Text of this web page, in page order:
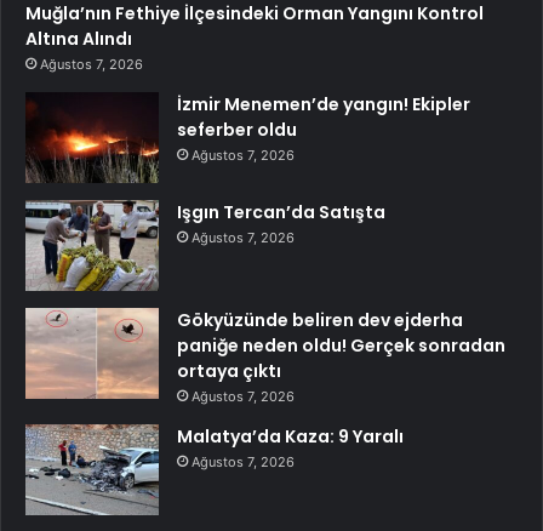
Muğla’nın Fethiye İlçesindeki Orman Yangını Kontrol
Altına Alındı
Ağustos 7, 2026
İzmir Menemen’de yangın! Ekipler
seferber oldu
Ağustos 7, 2026
Işgın Tercan’da Satışta
Ağustos 7, 2026
Gökyüzünde beliren dev ejderha
paniğe neden oldu! Gerçek sonradan
ortaya çıktı
Ağustos 7, 2026
Malatya’da Kaza: 9 Yaralı
Ağustos 7, 2026